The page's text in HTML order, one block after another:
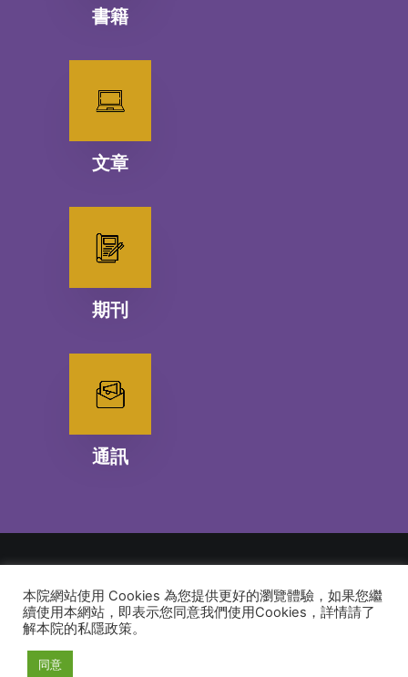
書籍
文章
期刊
通訊
© 2026 建道神學院Alliance Bible Seminary. All rights reserved
本院網站使用 Cookies 為您提供更好的瀏覽體驗，如果您繼
續使用本網站，即表示您同意我們使用Cookies，詳情請了
解本院的私隱政策。
同意